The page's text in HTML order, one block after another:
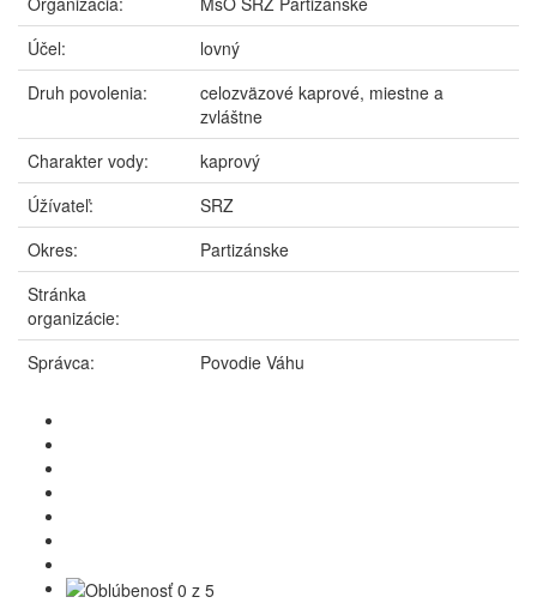
Účel:
lovný
Druh povolenia:
celozväzové kaprové, miestne a
zvláštne
Charakter vody:
kaprový
Úžívateľ:
SRZ
Okres:
Partizánske
Stránka
organizácie:
Správca:
Povodie Váhu